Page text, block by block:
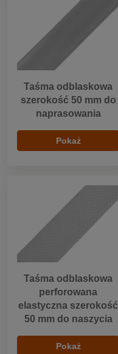
Taśma odblaskowa
szerokość 50 mm do
naprasowania
Pokaż
Taśma odblaskowa
perforowana
elastyczna szerokość
50 mm do naszycia
Pokaż